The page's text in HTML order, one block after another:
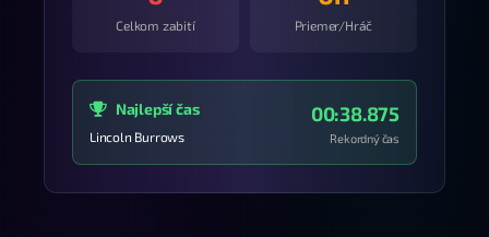
Celkom zabití Priemer/Hráč
Najlepší čas
Lincoln Burrows
00:38.875
Rekordný čas